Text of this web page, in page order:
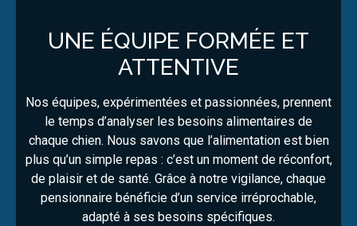
UNE ÉQUIPE FORMÉE ET
ATTENTIVE
Nos équipes, expérimentées et passionnées, prennent
le temps d’analyser les besoins alimentaires de
chaque chien. Nous savons que l’alimentation est bien
plus qu’un simple repas : c’est un moment de réconfort,
de plaisir et de santé. Grâce à notre vigilance, chaque
pensionnaire bénéficie d’un service irréprochable,
adapté à ses besoins spécifiques.